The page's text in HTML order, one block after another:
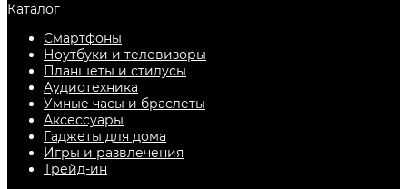
Каталог
Смартфоны
Ноутбуки и телевизоры
Планшеты и стилусы
Аудиотехника
Умные часы и браслеты
Аксессуары
Гаджеты для дома
Игры и развлечения
Трейд-ин